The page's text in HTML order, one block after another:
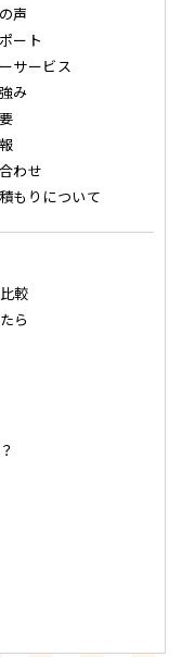
声
ート
サービス
み
わせ
もりについて
較
ら